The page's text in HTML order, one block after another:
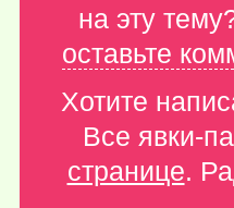
на эту
оставьте
Хотите
Все явки-
странице.